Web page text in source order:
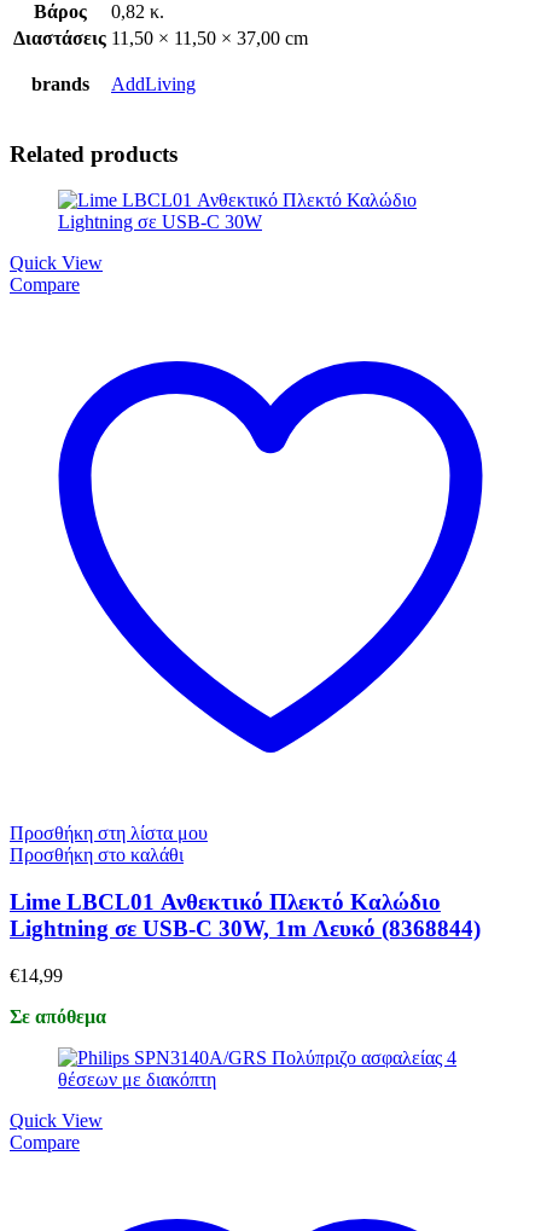
Βάρος
0,82 κ.
Διαστάσεις 11,50 × 11,50 × 37,00 cm
brands AddLiving
Related products
Quick View
Compare
Προσθήκη στη λίστα μου
Προσθήκη στο καλάθι
Lime LBCL01 Ανθεκτικό Πλεκτό Καλώδιο
Lightning σε USB-C 30W, 1m Λευκό (8368844)
€14,99
Σε απόθεμα
Quick View
Compare